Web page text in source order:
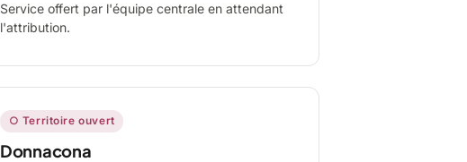
Service offert par l'équipe centrale en attendant
l'attribution.
○ Territoire ouvert
Donnacona